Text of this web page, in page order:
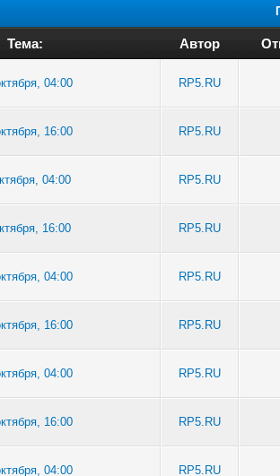
Тема: Автор
04:00 RP5.RU
16:00 RP5.RU
04:00 RP5.RU
16:00 RP5.RU
04:00 RP5.RU
16:00 RP5.RU
04:00 RP5.RU
16:00 RP5.RU
04:00 RP5.RU